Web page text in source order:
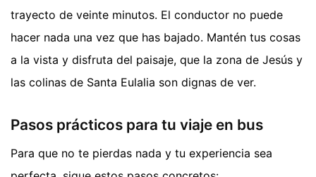
trayecto de veinte minutos. El conductor no puede
hacer nada una vez que has bajado. Mantén tus cosas
a la vista y disfruta del paisaje, que la zona de Jesús y
las colinas de Santa Eulalia son dignas de ver.
Pasos prácticos para tu viaje en bus
Para que no te pierdas nada y tu experiencia sea